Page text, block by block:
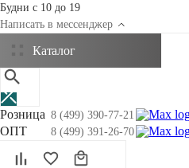
Будни с 10 до 19
Написать в мессенджер
Каталог
Розница 8 (499) 390-77-21
ОПТ
8 (499) 391-26-70